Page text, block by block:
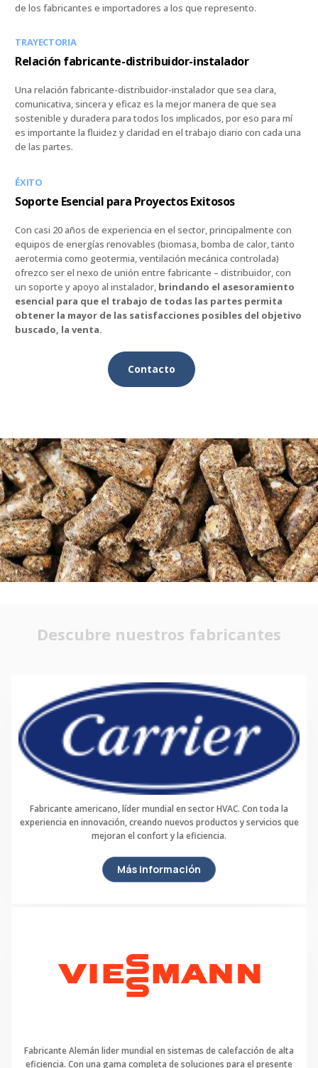
de los fabricantes e importadores a los que represento.
TRAYECTORIA
Relación fabricante-distribuidor-instalador
Una relación fabricante-distribuidor-instalador que sea clara,
comunicativa, sincera y eficaz es la mejor manera de que sea
sostenible y duradera para todos los implicados, por eso para mí
es importante la fluidez y claridad en el trabajo diario con cada una
de las partes.
ÉXITO
Soporte Esencial para Proyectos Exitosos
Con casi 20 años de experiencia en el sector, principalmente con
equipos de energías renovables (biomasa, bomba de calor, tanto
aerotermia como geotermia, ventilación mecánica controlada)
ofrezco ser el nexo de unión entre fabricante – distribuidor, con
un soporte y apoyo al instalador, brindando el asesoramiento
esencial para que el trabajo de todas las partes permita
obtener la mayor de las satisfacciones posibles del objetivo
buscado, la venta.
Contacto
Descubre nuestros fabricantes
Fabricante americano, líder mundial en sector HVAC. Con toda la
experiencia en innovación, creando nuevos productos y servicios que
mejoran el confort y la eficiencia.
Más información
Fabricante Alemán lider mundial en sistemas de calefacción de alta
eficiencia. Con una gama completa de soluciones para el presente